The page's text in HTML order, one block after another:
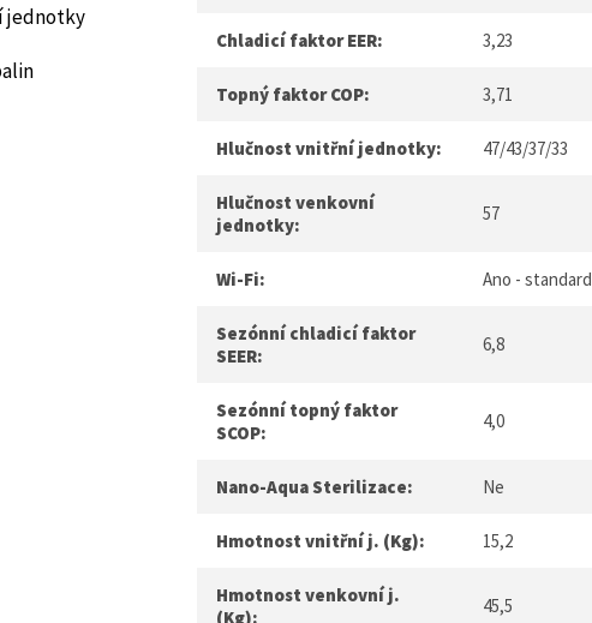
jednotky
Chladicí faktor EER: 3,23
Topný faktor COP: 3,71
Hlučnost vnitřní jednotky: 47/43/37/33
Hlučnost venkovní
jednotky:
57
Wi-Fi: Ano - standard
Sezónní chladicí faktor
SEER:
6,8
Sezónní topný faktor
SCOP:
4,0
Nano-Aqua Sterilizace: Ne
Hmotnost vnitřní j. (Kg): 15,2
Hmotnost venkovní j.
(Kg):
45,5